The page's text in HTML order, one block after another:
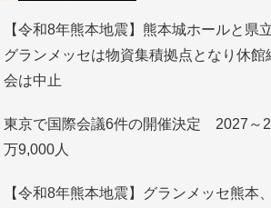
【令和8年熊本地震】熊本城ホールと
グランメッセは物資集積拠点となり休館
会は中止
東京で国際会議6件の開催決定 2027～
万9,000人
【令和8年熊本地震】グランメッセ熊本